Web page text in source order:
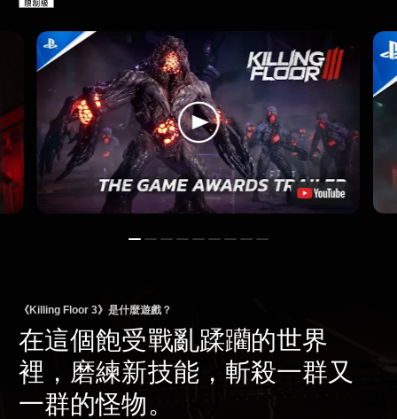
《Killing Floor 3》是什麼遊戲？
在這個飽受戰亂蹂躪的世界
裡，磨練新技能，斬殺一群又
一群的怪物。